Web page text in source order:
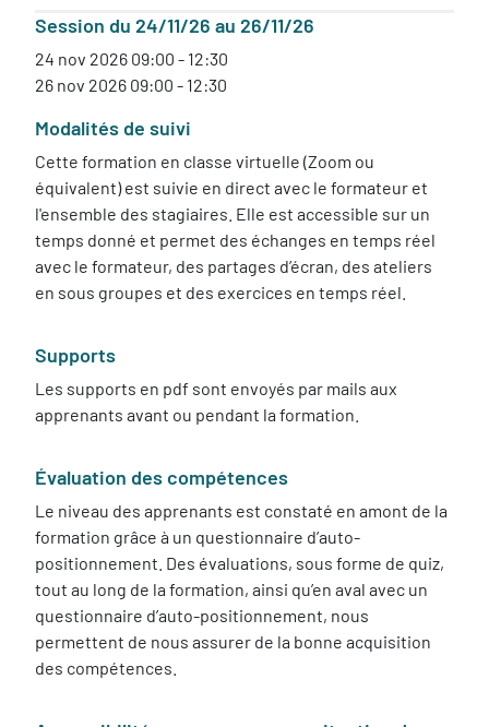
Session du 24/11/26 au 26/11/26
24 nov 2026 09:00 - 12:30
26 nov 2026 09:00 - 12:30
Modalités de suivi
Cette formation en classe virtuelle (Zoom ou
équivalent) est suivie en direct avec le formateur et
l'ensemble des stagiaires. Elle est accessible sur un
temps donné et permet des échanges en temps réel
avec le formateur, des partages d’écran, des ateliers
en sous groupes et des exercices en temps réel.
Supports
Les supports en pdf sont envoyés par mails aux
apprenants avant ou pendant la formation.
Évaluation des compétences
Le niveau des apprenants est constaté en amont de la
formation grâce à un questionnaire d’auto-
positionnement. Des évaluations, sous forme de quiz,
tout au long de la formation, ainsi qu’en aval avec un
questionnaire d’auto-positionnement, nous
permettent de nous assurer de la bonne acquisition
des compétences.